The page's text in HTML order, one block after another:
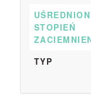
STOPIEŃ
TYP